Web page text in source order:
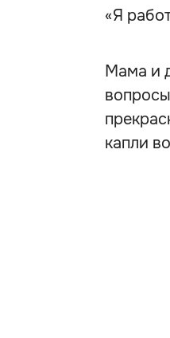
«Я
Мама и
капли